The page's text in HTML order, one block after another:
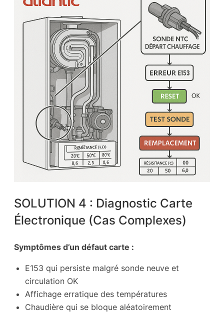
SOLUTION 4 : Diagnostic Carte
Électronique (Cas Complexes)
Symptômes d’un défaut carte :
E153 qui persiste malgré sonde neuve et
circulation OK
Affichage erratique des températures
Chaudière qui se bloque aléatoirement